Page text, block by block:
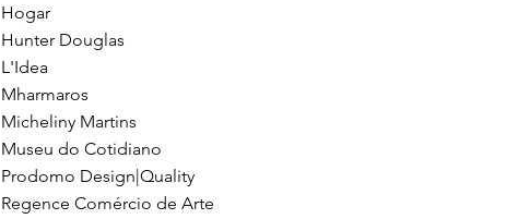
Hogar
Hunter Douglas
L'Idea
Mharmaros
Micheliny Martins
Museu do Cotidiano
Prodomo Design|Quality
Regence Comércio de Arte